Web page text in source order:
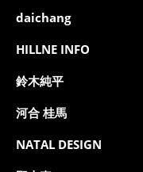
daichang
HILLNE INFO
鈴木純平
河合 桂馬
NATAL DESIGN